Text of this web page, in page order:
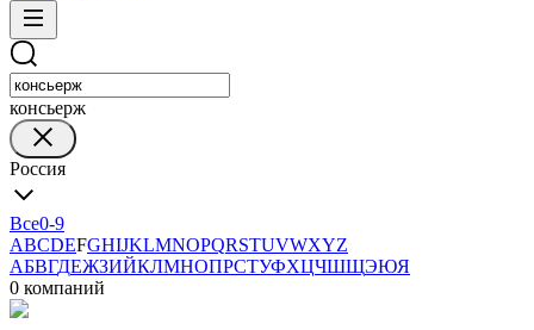
консьерж
Россия
Все0-9
ABCDEFGHIJKLMNOPQRSTUVWXYZ
АБВГДЕЖЗИЙКЛМНОПРСТУФХЦЧШЩЭЮЯ
0 компаний